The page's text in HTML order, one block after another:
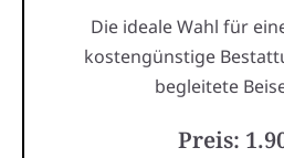
Die ideale Wahl für
kostengünstige
begleitete
Preis: